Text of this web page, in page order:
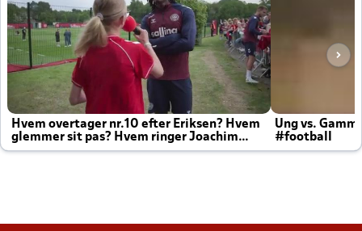
Hvem overtager nr.10 efter Eriksen? Hvem
glemmer sit pas? Hvem ringer Joachim
altid til efter kampe?
Ung vs.
#football